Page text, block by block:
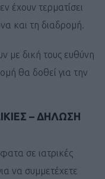
έχουν τερματίσει
και τη διαδρομή.
με δική τους ευθύνη
θα δοθεί για την
– ΔΗΛΩΣΗ
σε ιατρικές
να συμμετέχετε